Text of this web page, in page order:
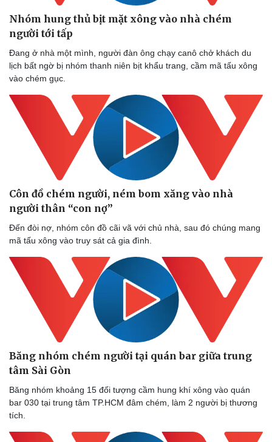
Sức khỏe
Dinh dưỡng - món ngon
Sản phụ khoa
Nhi khoa
Làm đẹp - giảm cân
Phòng mạch online
Ăn sạch sống khỏe
Đời sống
Nhà đẹp
Tình yêu - Gia đình
Nhóm hung thủ bịt mặt xông vào nhà chém
người tới tấp
Đang ở nhà một mình, người đàn ông chạy canô chở khách du
lịch bất ngờ bị nhóm thanh niên bịt khẩu trang, cầm mã tấu xông
vào chém gục.
Côn đồ chém người, ném bom xăng vào nhà
người thân “con nợ”
Đến đòi nợ, nhóm côn đồ cãi vã với chủ nhà, sau đó chúng mang
mã tấu xông vào truy sát cả gia đình.
Băng nhóm chém người tại quán bar giữa trung
tâm Sài Gòn
Băng nhóm khoảng 15 đối tượng cầm hung khí xông vào quán
bar 030 tại trung tâm TP.HCM đâm chém, làm 2 người bị thương
tích.